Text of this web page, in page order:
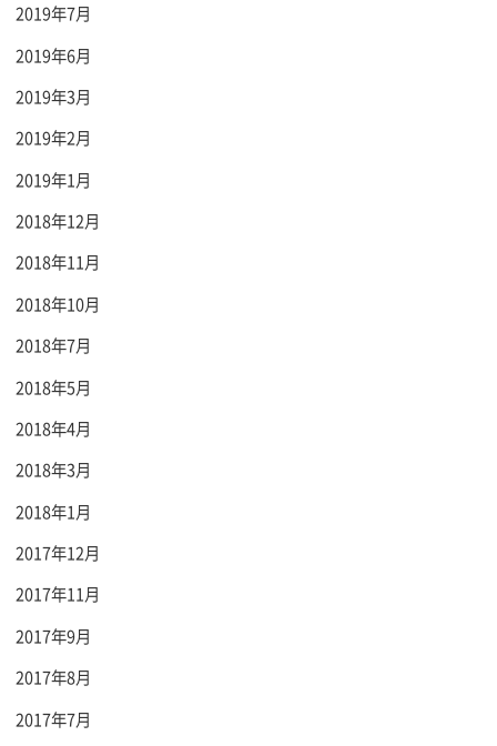
2019年7月
2019年6月
2019年3月
2019年2月
2019年1月
2018年12月
2018年11月
2018年10月
2018年7月
2018年5月
2018年4月
2018年3月
2018年1月
2017年12月
2017年11月
2017年9月
2017年8月
2017年7月